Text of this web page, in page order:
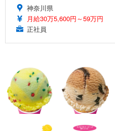
神奈川県
月給30万5,600円～59万円
正社員